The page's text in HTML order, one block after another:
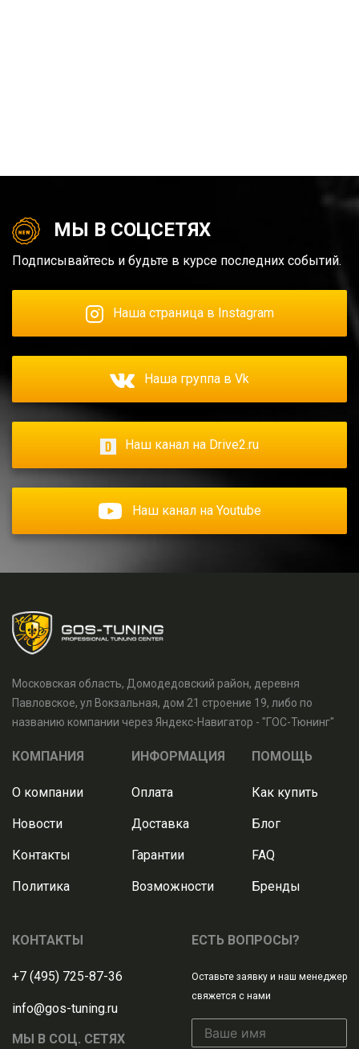
МЫ В СОЦСЕТЯХ
Подписывайтесь и будьте в курсе последних событий.
Наша страница в Instagram
Наша группа в Vk
Наш канал на Drive2.ru
Наш канал на Youtube
Московская область, Домодедовский район, деревня
Павловское, ул Вокзальная, дом 21 строение 19, либо по
названию компании через Яндекс-Навигатор - "ГОС-Тюнинг"
КОМПАНИЯ
О компании
Новости
Контакты
Политика
ИНФОРМАЦИЯ
Оплата
Доставка
Гарантии
Возможности
ПОМОЩЬ
Как купить
Блог
FAQ
Бренды
КОНТАКТЫ
+7 (495) 725-87-36
info@gos-tuning.ru
МЫ В СОЦ. СЕТЯХ
ЕСТЬ ВОПРОСЫ?
Оставьте заявку и наш менеджер
свяжется с нами